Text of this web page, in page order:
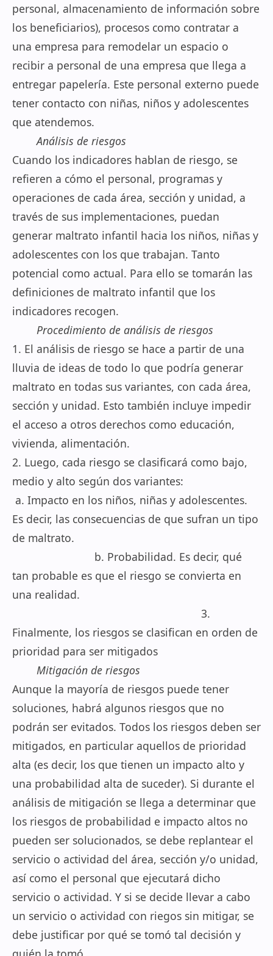
personal, almacenamiento de información sobre
los beneficiarios), procesos como contratar a
una empresa para remodelar un espacio o
recibir a personal de una empresa que llega a
entregar papelería. Este personal externo puede
tener contacto con niñas, niños y adolescentes
que atendemos.
Análisis de riesgos
Cuando los indicadores hablan de riesgo, se
refieren a cómo el personal, programas y
operaciones de cada área, sección y unidad, a
través de sus implementaciones, puedan
generar maltrato infantil hacia los niños, niñas y
adolescentes con los que trabajan. Tanto
potencial como actual. Para ello se tomarán las
definiciones de maltrato infantil que los
indicadores recogen.
Procedimiento de análisis de riesgos
1. El análisis de riesgo se hace a partir de una
lluvia de ideas de todo lo que podría generar
maltrato en todas sus variantes, con cada área,
sección y unidad. Esto también incluye impedir
el acceso a otros derechos como educación,
vivienda, alimentación.
2. Luego, cada riesgo se clasificará como bajo,
medio y alto según dos variantes:
a. Impacto en los niños, niñas y adolescentes.
Es decir, las consecuencias de que sufran un tipo
de maltrato.
b. Probabilidad. Es decir, qué
tan probable es que el riesgo se convierta en
una realidad.
3.
Finalmente, los riesgos se clasifican en orden de
prioridad para ser mitigados
Mitigación de riesgos
Aunque la mayoría de riesgos puede tener
soluciones, habrá algunos riesgos que no
podrán ser evitados. Todos los riesgos deben ser
mitigados, en particular aquellos de prioridad
alta (es decir, los que tienen un impacto alto y
una probabilidad alta de suceder). Si durante el
análisis de mitigación se llega a determinar que
los riesgos de probabilidad e impacto altos no
pueden ser solucionados, se debe replantear el
servicio o actividad del área, sección y/o unidad,
así como el personal que ejecutará dicho
servicio o actividad. Y si se decide llevar a cabo
un servicio o actividad con riegos sin mitigar, se
debe justificar por qué se tomó tal decisión y